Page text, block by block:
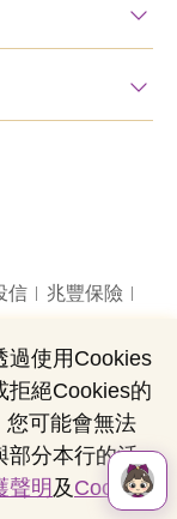
信
兆豐保險
職治理
過使用Cookies
拒絕Cookies的
您可能會無法
部分本行的活
聲明 及 Cookies